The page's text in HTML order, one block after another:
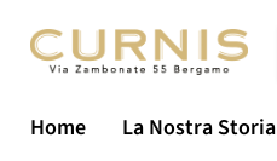
Home La Nostra Storia